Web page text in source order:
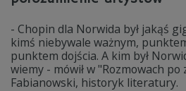
- Chopin dla Norwida był jakąś
kimś niebywale ważnym,
punktem dojścia. A kim był
wiemy - mówił w "Rozmowach
Fabianowski, historyk literatury.